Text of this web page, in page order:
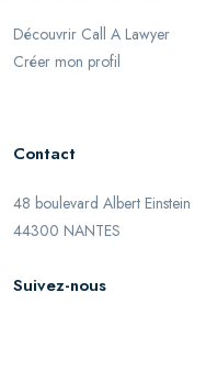
Découvrir Call A Lawyer
Créer mon profil
Contact
48 boulevard Albert Einstein
44300 NANTES
Suivez-nous